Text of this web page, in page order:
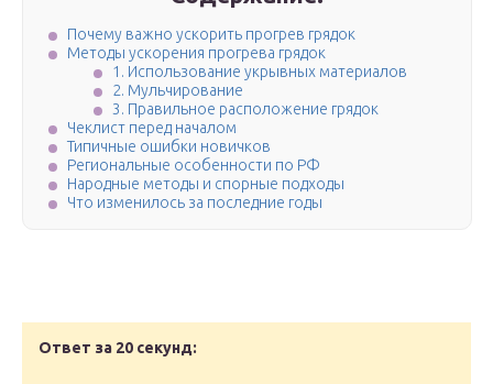
Почему важно ускорить прогрев грядок
Методы ускорения прогрева грядок
1. Использование укрывных материалов
2. Мульчирование
3. Правильное расположение грядок
Чеклист перед началом
Типичные ошибки новичков
Региональные особенности по РФ
Народные методы и спорные подходы
Что изменилось за последние годы
Ответ за 20 секунд: